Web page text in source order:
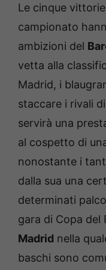
Le cinque
campionato
ambizioni del
vetta alla
Madrid, i
staccare i rivali
servirà una
al cospetto di
nonostante i
dalla sua una
determinati
gara di Copa del
Madrid nella
baschi sono